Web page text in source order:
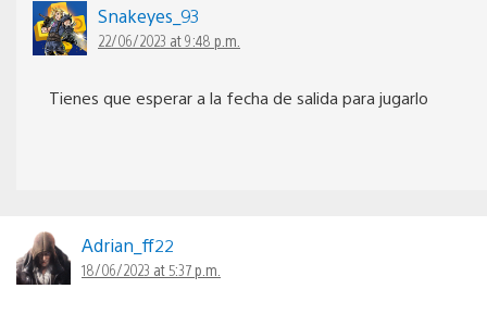
Snakeyes_93
22/06/2023 at 9:48 p.m.
Tienes que esperar a la fecha de salida para jugarlo
Adrian_ff22
18/06/2023 at 5:37 p.m.